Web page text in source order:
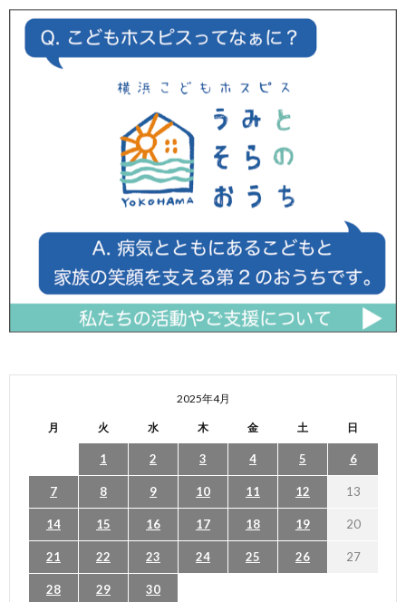
2025年4月
月 火 水 木 金 土 日
1 2 3 4 5 6
7 8 9 10 11 12 13
14 15 16 17 18 19 20
21 22 23 24 25 26 27
28 29
30